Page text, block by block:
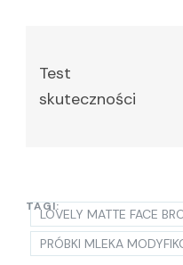
Test
skuteczności
TAGI:
LOVELY MATTE FACE
PRÓBKI MLEKA